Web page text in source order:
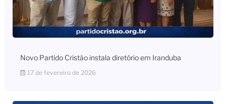
Novo Partido Cristão instala diretório em Iranduba
17 de fevereiro de 2026